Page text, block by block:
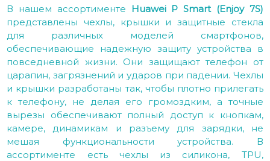
В нашем ассортименте Huawei P Smart (Enjoy 7S)
представлены чехлы, крышки и защитные стекла
для различных моделей смартфонов,
обеспечивающие надежную защиту устройства в
повседневной жизни. Они защищают телефон от
царапин, загрязнений и ударов при падении. Чехлы
и крышки разработаны так, чтобы плотно прилегать
к телефону, не делая его громоздким, а точные
вырезы обеспечивают полный доступ к кнопкам,
камере, динамикам и разъему для зарядки, не
мешая функциональности устройства. В
ассортименте есть чехлы из силикона, TPU,